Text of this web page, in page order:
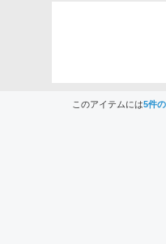
このアイテムには5件